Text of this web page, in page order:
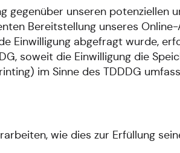
unseren potenziellen
Bereitstellung unseres
Einwilligung abgefragt wurde,
soweit die Einwilligung die
im Sinne des TDDDG
wie dies zur Erfüllung